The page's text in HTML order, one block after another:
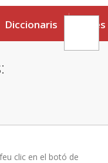
Diccionaris Eines
clic en el botó de